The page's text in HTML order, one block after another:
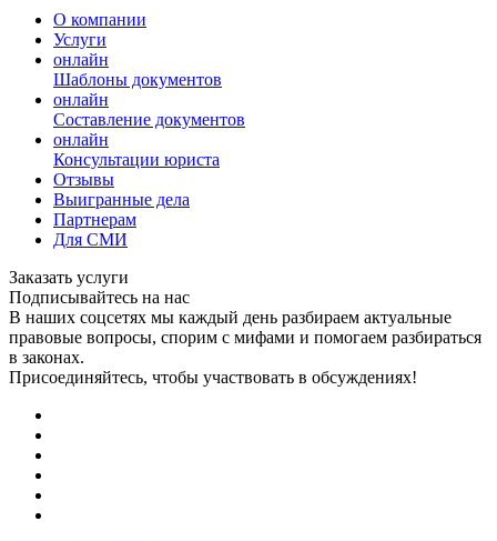
О компании
Услуги
онлайн
Шаблоны документов
онлайн
Составление документов
онлайн
Консультации юриста
Отзывы
Выигранные дела
Партнерам
Для СМИ
Заказать услуги
Подписывайтесь на нас
В наших соцсетях мы каждый день разбираем актуальные
правовые вопросы, спорим с мифами и помогаем разбираться
в законах.
Присоединяйтесь, чтобы участвовать в обсуждениях!